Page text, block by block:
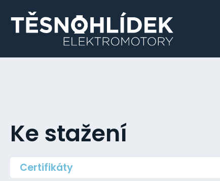
Ke stažení
Certifikáty